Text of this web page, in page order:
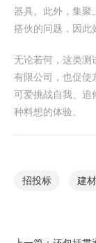
器具。此外，集聚
搭伙的问题，因此
无论若何，这类测
有限公司，也促使
可爱挑战自我、追
种料想的体验。
招投标 建材